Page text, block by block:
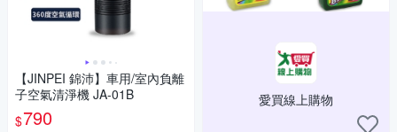
【JINPEI 錦沛】車用/室內負離
子空氣清淨機 JA-01B
$790
愛買線上購物